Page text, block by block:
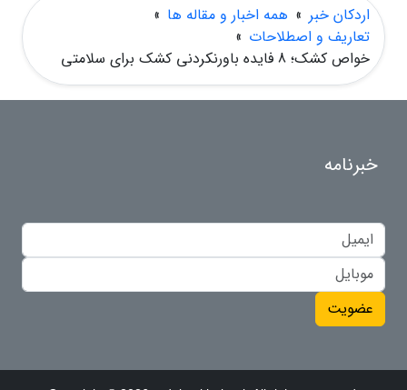
اردکان خبر » همه اخبار و مقاله ها »
تعاریف و اصطلاحات »
خواص کشک؛ 8 فایده باورنکردنی کشک برای سلامتی
خبرنامه
عضویت